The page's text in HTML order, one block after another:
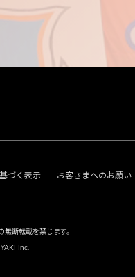
づく表示 お客さまへのお願い
断転載を禁じます。
Inc.